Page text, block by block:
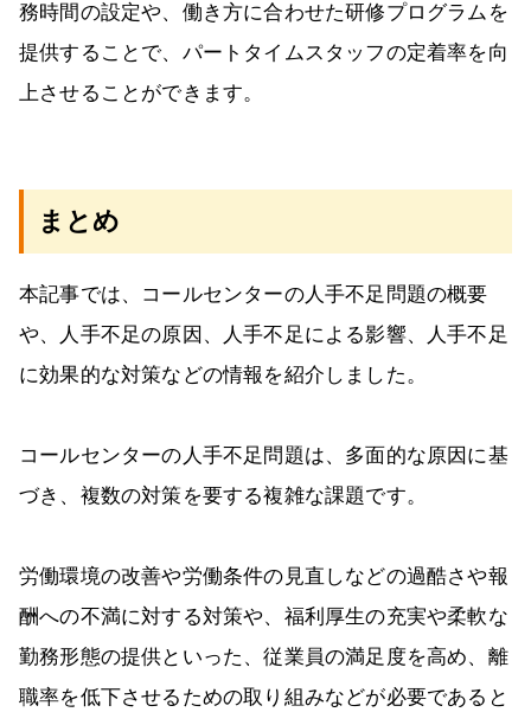
務時間の設定や、働き方に合わせた研修プログラムを
提供することで、パートタイムスタッフの定着率を向
上させることができます。
まとめ
本記事では、コールセンターの人手不足問題の概要
や、人手不足の原因、人手不足による影響、人手不足
に効果的な対策などの情報を紹介しました。
コールセンターの人手不足問題は、多面的な原因に基
づき、複数の対策を要する複雑な課題です。
労働環境の改善や労働条件の見直しなどの過酷さや報
酬への不満に対する対策や、福利厚生の充実や柔軟な
勤務形態の提供といった、従業員の満足度を高め、離
職率を低下させるための取り組みなどが必要であると